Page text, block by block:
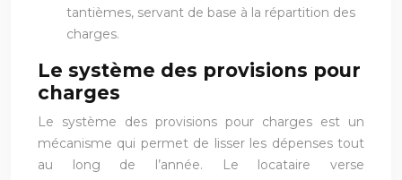
tantièmes, servant de base à la répartition des
charges.
Le système des provisions pour
charges
Le système des provisions pour charges est un
mécanisme qui permet de lisser les dépenses tout
au long de l’année. Le locataire verse